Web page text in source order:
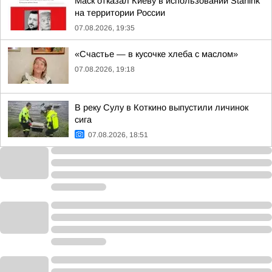
на территории России
07.08.2026, 19:35
«Счастье — в кусочке хлеба с маслом»
07.08.2026, 19:18
В реку Сулу в Коткино выпустили личинок
сига
07.08.2026, 18:51